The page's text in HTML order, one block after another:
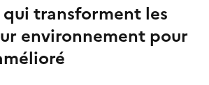
transforment les
environnement pour